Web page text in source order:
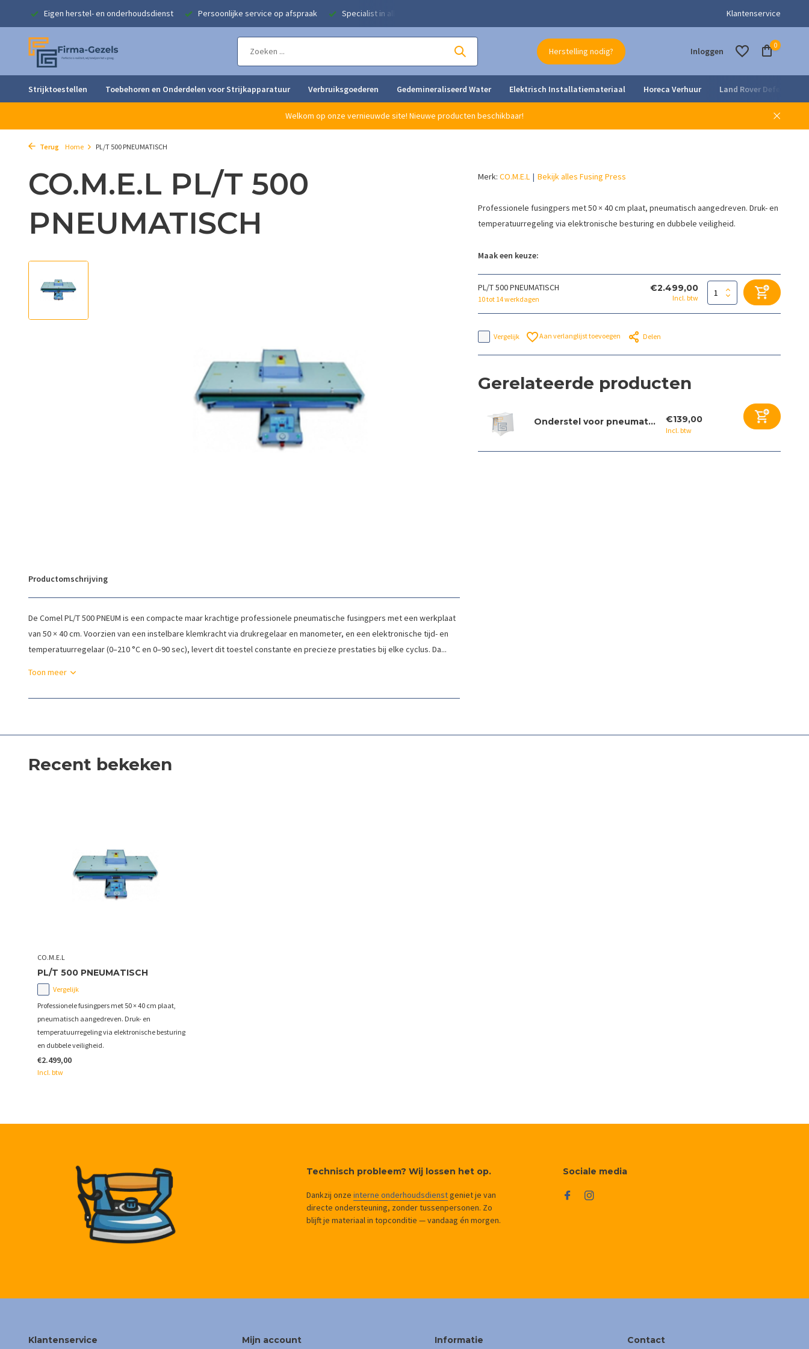
Eigen herstel- en onderhoudsdienst Persoonlijke service op afspraak Specialist in alle strijkoplossingen Klantenservice
Herstelling nodig? Inloggen
0
Strijktoestellen Toebehoren en Onderdelen voor Strijkapparatuur Verbruiksgoederen Gedemineraliseerd Water Elektrisch Installatiemateriaal Horeca Verhuur Land Rover Defender
Welkom op onze vernieuwde site! Nieuwe producten beschikbaar!
Terug Home PL/T 500 PNEUMATISCH
CO.M.E.L PL/T 500
PNEUMATISCH
Productomschrijving
De Comel PL/T 500 PNEUM is een compacte maar krachtige professionele pneumatische fusingpers met een werkplaat
van 50 × 40 cm. Voorzien van een instelbare klemkracht via drukregelaar en manometer, en een elektronische tijd- en
temperatuurregelaar (0–210 °C en 0–90 sec), levert dit toestel constante en precieze prestaties bij elke cyclus. Da...
Toon meer
Merk: CO.M.E.L Bekijk alles Fusing Press
Professionele fusingpers met 50 × 40 cm plaat, pneumatisch aangedreven. Druk- en
temperatuurregeling via elektronische besturing en dubbele veiligheid.
Maak een keuze:
PL/T 500 PNEUMATISCH
10 tot 14 werkdagen
€2.499,00
Incl. btw
Vergelijk Aan verlanglijst toevoegen Delen
Gerelateerde producten
Onderstel voor pneumat... €139,00
Incl. btw
Recent bekeken
CO.M.E.L
PL/T 500 PNEUMATISCH
Vergelijk
Professionele fusingpers met 50 × 40 cm plaat,
pneumatisch aangedreven. Druk- en
temperatuurregeling via elektronische besturing
en dubbele veiligheid.
€2.499,00
Incl. btw
Technisch probleem? Wij lossen het op.
Dankzij onze interne onderhoudsdienstgeniet je van
directe ondersteuning, zonder tussenpersonen. Zo
blijft je materiaal in topconditie — vandaag én morgen.
Sociale media
Klantenservice Mijn account Informatie Contact